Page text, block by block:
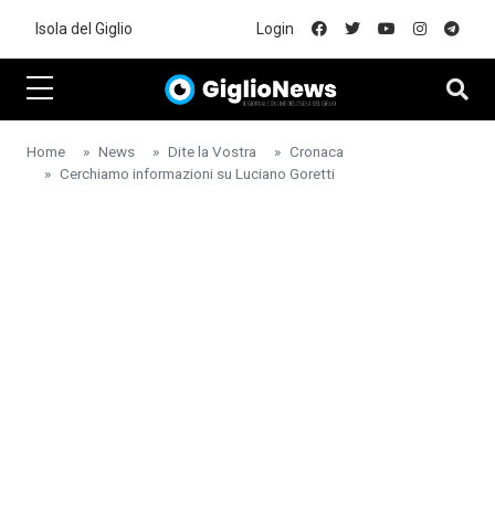
Isola del Giglio Login
Home News Dite la Vostra
Cronaca
Cerchiamo informazioni su Luciano Goretti